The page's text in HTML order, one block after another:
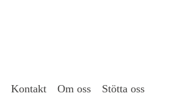
Kontakt Om oss
Stötta oss